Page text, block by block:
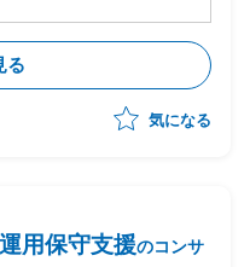
理を担当
ンダー・オフショア開
ュニケーションの推進
る
気になる
用保守支援のコンサ